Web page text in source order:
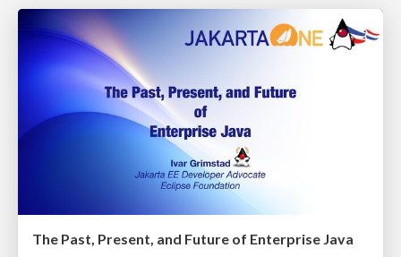
The Past, Present, and Future of Enterprise Java